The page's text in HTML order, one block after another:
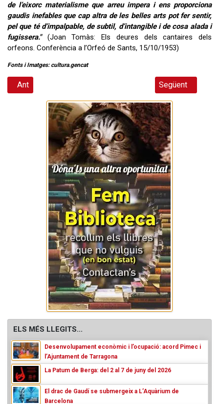
de l’eixorc materialisme que arreu impera i ens proporciona
gaudis inefables que cap altra de les belles arts pot fer sentir,
pel que té d’impalpable, de subtil, d’intangible i de cosa alada i
fugissera."(Joan Tomàs: Els deures dels cantaires dels
orfeons. Conferència a l’Orfeó de Sants, 15/10/1953)
Fonts i Imatges: cultura.gencat
Article anterior: Per què la Terra té estacions?
Ant Article següent:
Següent
ELS MÉS LLEGITS...
Desenvolupament econòmic i l’ocupació: acord Pimec i
l’Ajuntament de Tarragona
La Patum de Berga: del 2 al 7 de juny del 2026
El drac de Gaudí se submergeix a L’Aquàrium de
Barcelona